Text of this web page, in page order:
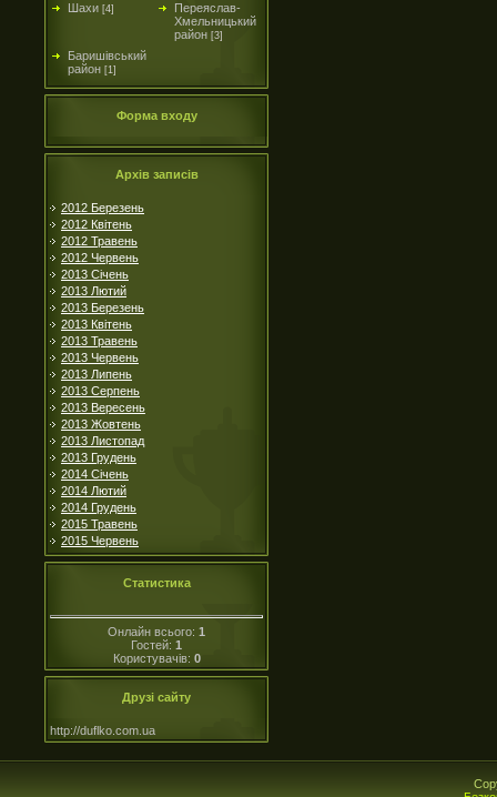
Шахи [4]
Переяслав-
Хмельницький
район [3]
Баришівський
район [1]
Форма входу
Архів записів
2012 Березень
2012 Квітень
2012 Травень
2012 Червень
2013 Січень
2013 Лютий
2013 Березень
2013 Квітень
2013 Травень
2013 Червень
2013 Липень
2013 Серпень
2013 Вересень
2013 Жовтень
2013 Листопад
2013 Грудень
2014 Січень
2014 Лютий
2014 Грудень
2015 Травень
2015 Червень
Статистика
Онлайн всього: 1
Гостей: 1
Користувачів: 0
Друзі сайту
http://duflko.com.ua